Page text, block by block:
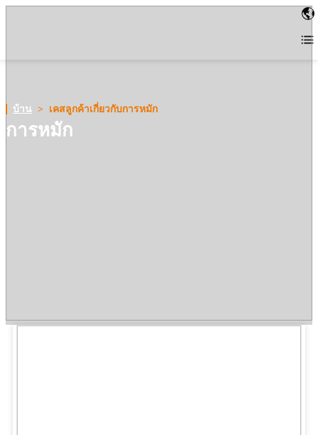
บ้าน > เคสลูกค้าเกี่ยวกับการหมัก
การหมัก